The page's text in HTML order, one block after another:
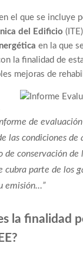
el que se incluye
del Edificio
en la que
la finalidad de
mejoras de
de
las condiciones
de conservación de
cubra parte de los
emisión…”
la finalidad